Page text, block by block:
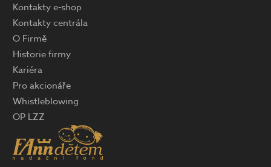
Kontakty e-shop
Kontakty centrála
O Firmě
Historie firmy
Kariéra
Pro akcionáře
Whistleblowing
OP LZZ